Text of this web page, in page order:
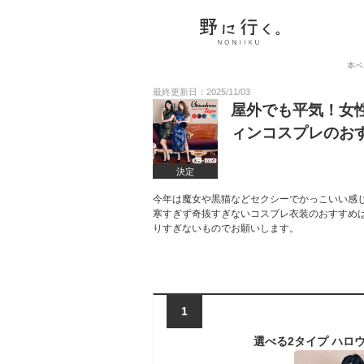
本
最終更新日：2025/11/03
決定
屋外でも平気！女
ィンコスプレのお
今年は魔女や黒猫などセクシーでかっこいい
寒すぎず奇抜すぎないコスプレ衣装のおすす
りすぎないものでお願いします。
1